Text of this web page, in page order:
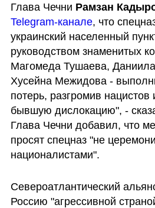
Глава Чечни Рамзан
Telegram-канале, что
украинский населенный
руководством знаменитых
Магомеда Тушаева,
Хусейна Межидова -
потерь, разгромив
бывшую дислокацию", -
Глава Чечни добавил, что
просят спецназ "не
националистами".
Североатлантический
Россию "агрессивной